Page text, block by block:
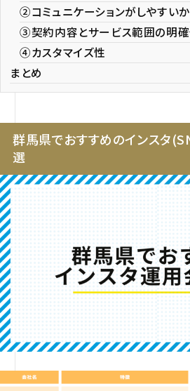
②コミュニケーションがしやすいか
③契約内容とサービス範囲の明
④カスタマイズ性
まとめ
群馬県でおすすめのインスタ
選